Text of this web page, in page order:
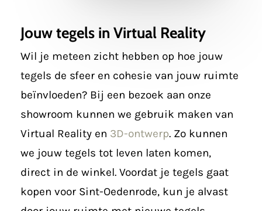
Jouw tegels in Virtual Reality
Wil je meteen zicht hebben op hoe jouw
tegels de sfeer en cohesie van jouw ruimte
beïnvloeden? Bij een bezoek aan onze
showroom kunnen we gebruik maken van
Virtual Reality en 3D-ontwerp. Zo kunnen
we jouw tegels tot leven laten komen,
direct in de winkel. Voordat je tegels gaat
kopen voor Sint-Oedenrode, kun je alvast